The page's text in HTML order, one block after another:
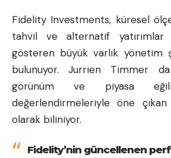
Fidelity Investments, küresel
tahvil ve alternatif yatırımlar
gösteren büyük varlık yönetim
bulunuyor. Jurrien Timmer
görünüm ve piyasa
değerlendirmeleriyle öne
olarak biliniyor.
Fidelity’nin güncellenen